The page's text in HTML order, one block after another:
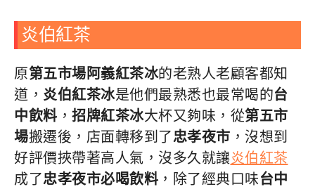
炎伯紅茶
原第五市場阿義紅茶冰的老熟人老顧客都知
道， 炎伯紅茶冰是他們最熟悉也最常喝的台
中飲料 ， 招牌紅茶冰大杯又夠味，從第五市
場搬遷後，店面轉移到了忠孝夜市 ，沒想到
好評價挾帶著高人氣，沒多久就讓炎伯紅茶
成了忠孝夜市必喝飲料 ，除了經典口味台中